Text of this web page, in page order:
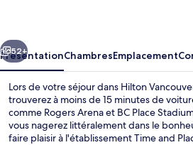
Suivant
52+
PrésentationChambresEmplacement
Lors de votre séjour dans Hilton
trouverez à moins de 15 minutes de
comme Rogers Arena et BC Place
vous nagerez littéralement dans le
faire plaisir à l'établissement Time and